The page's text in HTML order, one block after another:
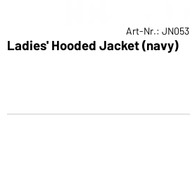
Art-Nr.: JN053
Ladies' Hooded Jacket (navy)